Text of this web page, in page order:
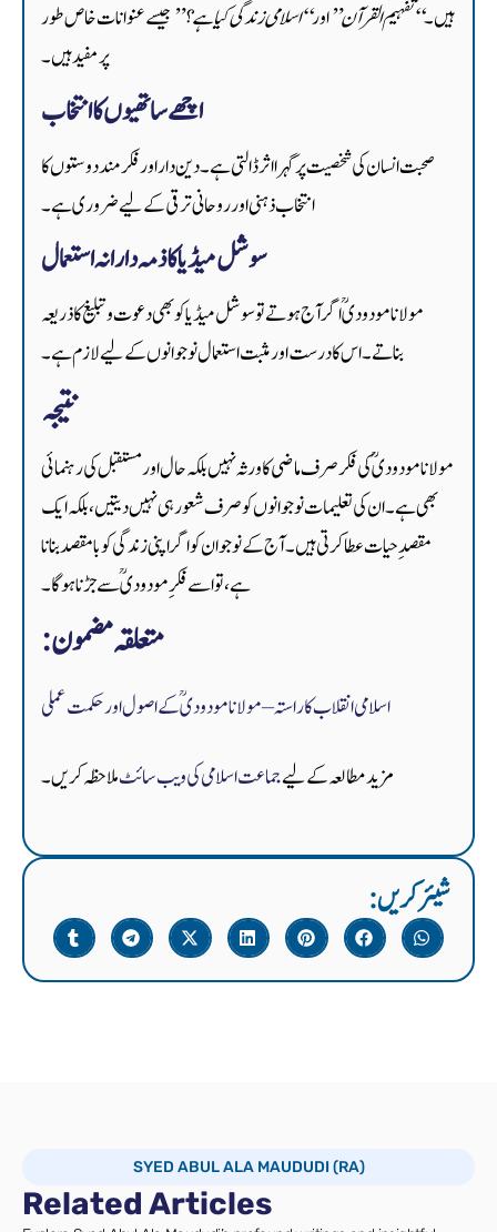
ہیں۔“تفہیم القرآن”اور“اسلامی زندگی کیا ہے؟”جیسے عنوانات خاص طور
پر مفید ہیں۔
اچھے ساتھیوں کا انتخاب
صحبت انسان کی شخصیت پر گہرا اثر ڈالتی ہے۔ دین دار اور فکرمند دوستوں کا
انتخاب ذہنی اور روحانی ترقی کے لیے ضروری ہے۔
سوشل میڈیا کا ذمہ دارانہ استعمال
مولانا مودودیؒ اگر آج ہوتے تو سوشل میڈیا کو بھی دعوت و تبلیغ کا ذریعہ
بناتے۔ اس کا درست اور مثبت استعمال نوجوانوں کے لیے لازم ہے۔
نتیجہ
مولانا مودودیؒ کی فکر صرف ماضی کا ورثہ نہیں بلکہ حال اور مستقبل کی رہنمائی
بھی ہے۔ ان کی تعلیمات نوجوانوں کو صرف شعور ہی نہیں دیتیں، بلکہ ایک
مقصدِ حیات عطا کرتی ہیں۔ آج کے نوجوان کو اگر اپنی زندگی کو بامقصد بنانا
ہے، تو اسے فکرِ مودودیؒ سے جڑنا ہو گا۔
متعلقہ مضمون:
اسلامی انقلاب کا راستہ – مولانا مودودیؒ کے اصول اور حکمت عملی
مزید مطالعہ کے لیےجماعت اسلامی کی ویب سائٹملاحظہ کریں۔
:شیئر کریں
SYED ABUL ALA MAUDUDI (RA)
Related Articles